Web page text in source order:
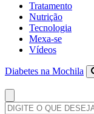
Tratamento
Nutrição
Tecnologia
Mexa-se
Vídeos
Diabetes na Mochila